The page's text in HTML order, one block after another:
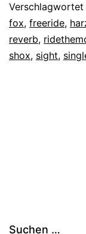
Verschlagwortet
fox, freeride,
reverb,
shox, sight,
Suchen …